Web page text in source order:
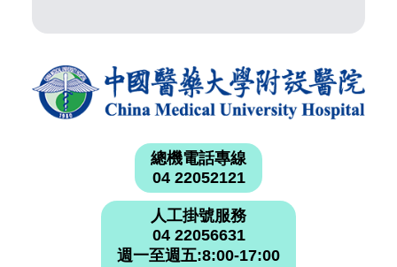
總機電話專線
04 22052121
人工掛號服務
04 22056631
週一至週五:8:00-17:00